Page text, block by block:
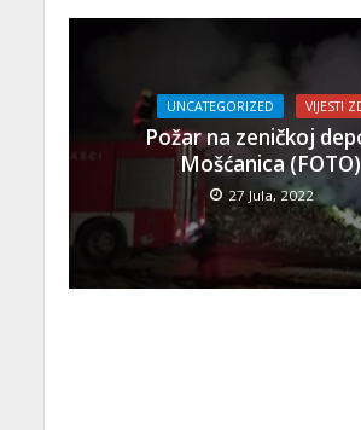
UNCATEGORIZED VIJESTI
Požar na zeničkoj
Mošćanica (FOTO)
27 Jula, 2022